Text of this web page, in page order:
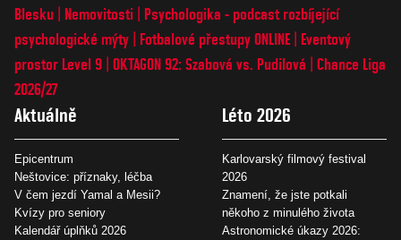
Blesku
Nemovitosti
Psychologika - podcast rozbíjející
psychologické mýty
Fotbalové přestupy ONLINE
Eventový
prostor Level 9 OKTAGON 92: Szabová vs. Pudilová
Chance Liga
2026/27
Aktuálně
Epicentrum
Neštovice: příznaky, léčba
V čem jezdí Yamal a Mesii?
Kvízy pro seniory
Kalendář úplňků 2026
Léto 2026
Karlovarský filmový festival
2026
Znamení, že jste potkali
někoho z minulého života
Astronomické úkazy 2026: